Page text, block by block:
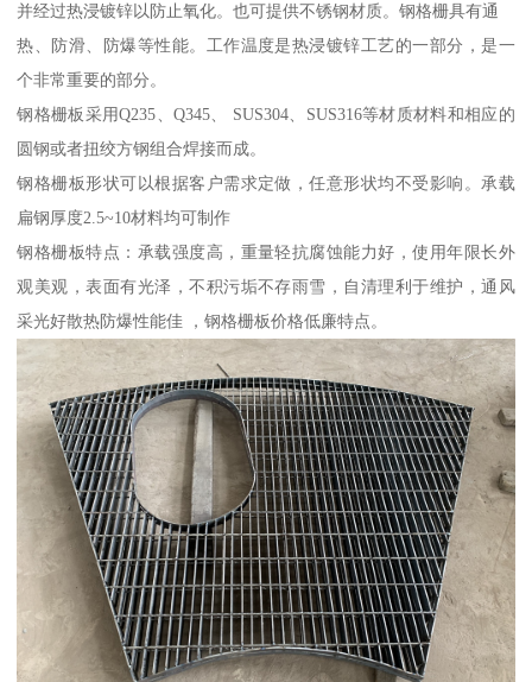
并经过热浸镀锌以防止氧化。也可提供不锈钢材质。钢格栅具有通
热、防滑、防爆等性能。工作温度是热浸镀锌工艺的一部分，是一
个非常重要的部分。
钢格栅板采用Q235、Q345、 SUS304、SUS316等材质材料和相应的
圆钢或者扭绞方钢组合焊接而成。
钢格栅板形状可以根据客户需求定做，任意形状均不受影响。承载
扁钢厚度2.5~10材料均可制作
钢格栅板特点：承载强度高，重量轻抗腐蚀能力好，使用年限长外
观美观，表面有光泽，不积污垢不存雨雪，自清理利于维护，通风
采光好散热防爆性能佳 ，钢格栅板价格低廉特点。